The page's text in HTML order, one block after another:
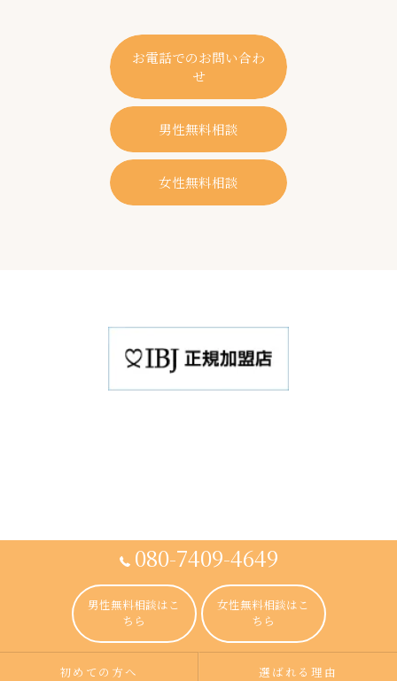
お電話でのお問い合わ
せ
男性無料相談
女性無料相談
080-7409-4649
男性無料相談はこ
ちら
女性無料相談はこ
ちら
初めての方へ 選ばれる理由